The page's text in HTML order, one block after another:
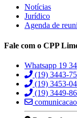
Notícias
Jurídico
Agenda de
Fale com o CPP
Whatsapp 19
(19) 3443-
(19) 3453-
(19) 3449-